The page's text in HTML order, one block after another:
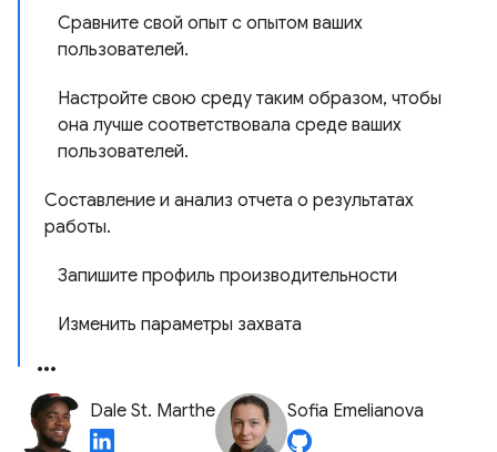
Сравните свой опыт с опытом ваших
пользователей.
Настройте свою среду таким образом, чтобы
она лучше соответствовала среде ваших
пользователей.
Составление и анализ отчета о результатах
работы.
Запишите профиль производительности
Изменить параметры захвата
Dale St. Marthe Sofia Emelianova